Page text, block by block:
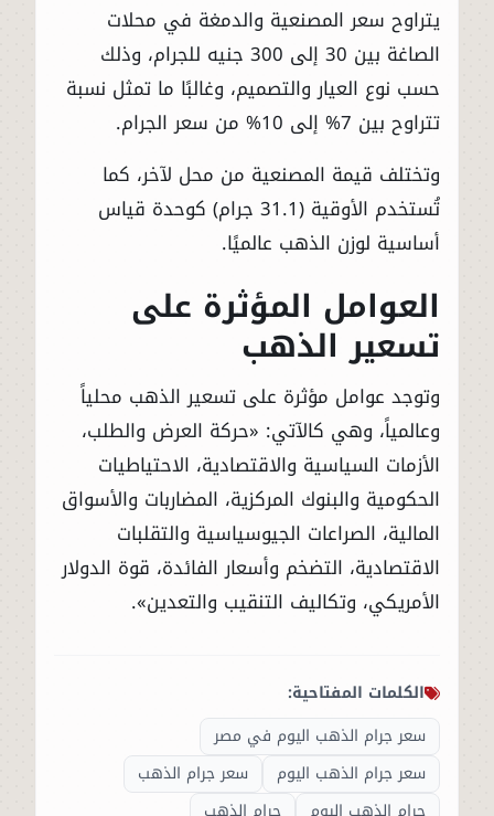
يتراوح سعر المصنعية والدمغة في محلات
الصاغة بين 30 إلى 300 جنيه للجرام، وذلك
حسب نوع العيار والتصميم، وغالبًا ما تمثل نسبة
تتراوح بين 7% إلى 10% من سعر الجرام.
وتختلف قيمة المصنعية من محل لآخر، كما
تُستخدم الأوقية (31.1 جرام) كوحدة قياس
أساسية لوزن الذهب عالميًا.
العوامل المؤثرة على
تسعير الذهب
وتوجد عوامل مؤثرة على تسعير الذهب محلياً
وعالمياً، وهي كالآتي: «حركة العرض والطلب،
الأزمات السياسية والاقتصادية، الاحتياطيات
الحكومية والبنوك المركزية، المضاربات والأسواق
المالية، الصراعات الجيوسياسية والتقلبات
الاقتصادية، التضخم وأسعار الفائدة، قوة الدولار
الأمريكي، وتكاليف التنقيب والتعدين».
الكلمات المفتاحية:
سعر جرام الذهب اليوم في مصر
سعر جرام الذهب اليوم
سعر جرام الذهب